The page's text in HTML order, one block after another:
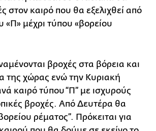
στον καιρό που θα εξελιχθεί από
«Π» μέχρι τύπου «βορείου
βροχές στα βόρεια και
της χώρας ενώ την Κυριακή
καιρό τύπου “Π” με ισχυρούς
βροχές. Από Δευτέρα θα
ρέματος”. Πρόκειται για